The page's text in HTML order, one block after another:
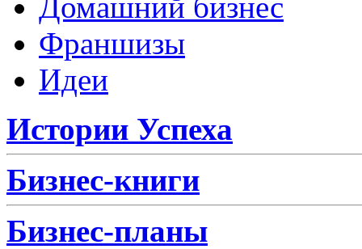
Франшизы
Идеи
Истории Успеха
Бизнес-книги
Бизнес-планы